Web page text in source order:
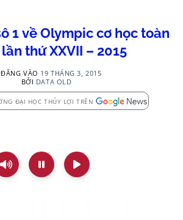
1 về Olympic cơ học toàn
thứ XXVII – 2015
ĐĂNG VÀO 19 THÁNG 3, 2015
BỞI DATA OLD
ĐẠI HỌC THỦY LỢI TRÊN